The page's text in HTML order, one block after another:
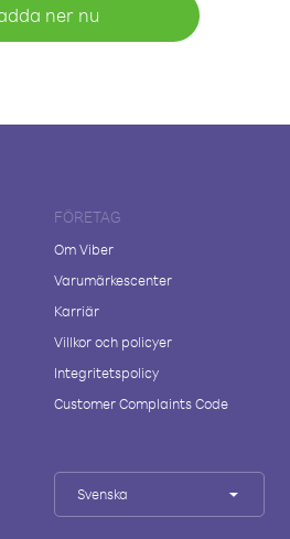
ner nu
FÖRETAG
Om Viber
Varumärkescenter
Karriär
Villkor och policyer
Integritetspolicy
Customer Complaints Code
Svenska